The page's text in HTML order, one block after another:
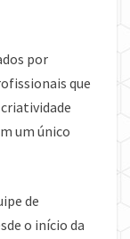
por
que
um único
de
o início da